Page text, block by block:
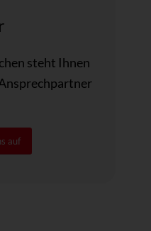
steht Ihnen
auf